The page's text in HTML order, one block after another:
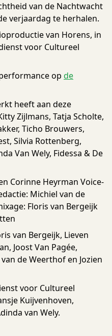
van de Nachtwacht
verjaardag te herhalen.
van Horens, in
voor Cultureel
op de
heeft aan deze
Zijlmans, Tatja Scholte,
Ticho Brouwers,
Silvia Rottenberg,
Van Wely, Fidessa & De
Corinne Heyrman Voice-
Michiel van de
Floris van Bergeijk
van Bergeijk, Lieven
Joost Van Pagée,
de Weerthof en Jozien
voor Cultureel
Kuijvenhoven,
van Wely.